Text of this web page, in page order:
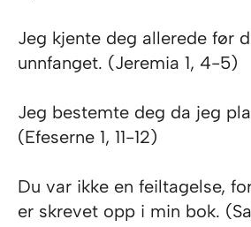
Jeg kjente deg allerede før
unnfanget. (Jeremia 1, 4-5)
Jeg bestemte deg da jeg
(Efeserne 1, 11-12)
Du var ikke en feiltagelse,
er skrevet opp i min bok.